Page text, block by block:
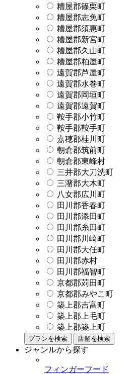
糟屋郡篠栗町
糟屋郡志免町
糟屋郡須惠町
糟屋郡新宮町
糟屋郡久山町
糟屋郡粕屋町
遠賀郡芦屋町
遠賀郡水巻町
遠賀郡岡垣町
遠賀郡遠賀町
鞍手郡小竹町
鞍手郡鞍手町
嘉穂郡桂川町
朝倉郡筑前町
朝倉郡東峰村
三井郡大刀洗町
三潴郡大木町
八女郡広川町
田川郡香春町
田川郡添田町
田川郡糸田町
田川郡川崎町
田川郡大任町
田川郡赤村
田川郡福智町
京都郡苅田町
京都郡みやこ町
築上郡吉富町
築上郡上毛町
築上郡築上町
プランを検索 店舗を検索
ジャンルから探す
フィンガーフード